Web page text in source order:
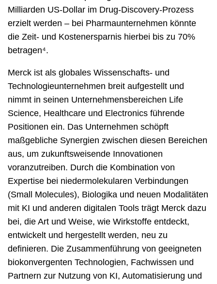
Milliarden US-Dollar im Drug-Discovery-Prozess
erzielt werden – bei Pharmaunternehmen könnte
die Zeit- und Kostenersparnis hierbei bis zu 70%
betragen⁴.
Merck ist als globales Wissenschafts- und
Technologieunternehmen breit aufgestellt und
nimmt in seinen Unternehmensbereichen Life
Science, Healthcare und Electronics führende
Positionen ein. Das Unternehmen schöpft
maßgebliche Synergien zwischen diesen Bereichen
aus, um zukunftsweisende Innovationen
voranzutreiben. Durch die Kombination von
Expertise bei niedermolekularen Verbindungen
(Small Molecules), Biologika und neuen Modalitäten
mit KI und anderen digitalen Tools trägt Merck dazu
bei, die Art und Weise, wie Wirkstoffe entdeckt,
entwickelt und hergestellt werden, neu zu
definieren. Die Zusammenführung von geeigneten
biokonvergenten Technologien, Fachwissen und
Partnern zur Nutzung von KI, Automatisierung und